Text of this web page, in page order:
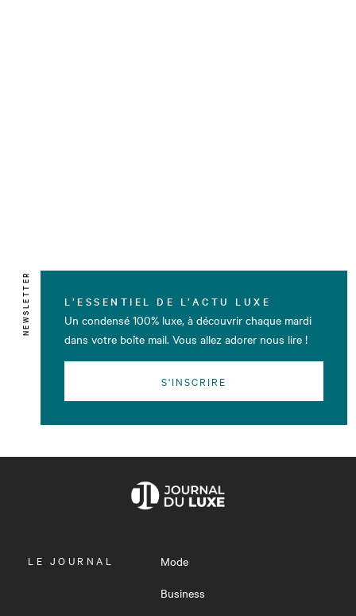
NEWSLETTER L’ESSENTIEL DE L’ACTU LUXE
Un condensé 100% luxe, à découvrir chaque mardi
dans votre boîte mail. Vous allez adorer nous lire !
S'INSCRIRE
OUVRIR
LE JOURNAL
Mode
Business